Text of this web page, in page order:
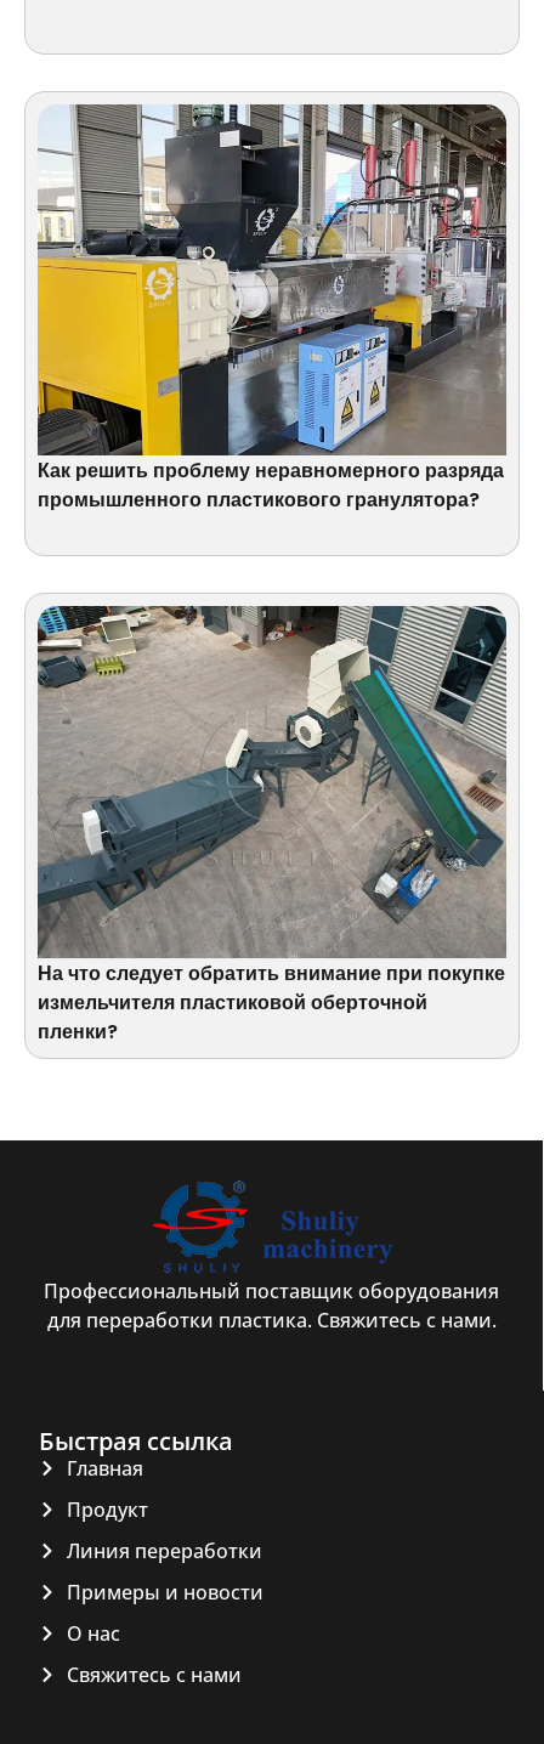
Как решить проблему неравномерного разряда
промышленного пластикового гранулятора?
На что следует обратить внимание при покупке
измельчителя пластиковой оберточной
пленки?
Профессиональный поставщик оборудования
для переработки пластика. Свяжитесь с нами.
Быстрая ссылка
Главная
Продукт
Линия переработки
Примеры и новости
О нас
Свяжитесь с нами